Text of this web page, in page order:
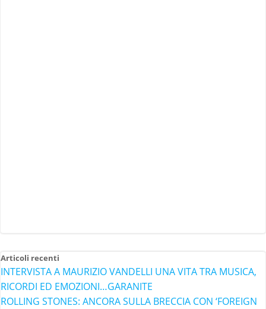
Articoli recenti
INTERVISTA A MAURIZIO VANDELLI UNA VITA TRA MUSICA,
RICORDI ED EMOZIONI…GARANITE
ROLLING STONES: ANCORA SULLA BRECCIA CON ‘FOREIGN